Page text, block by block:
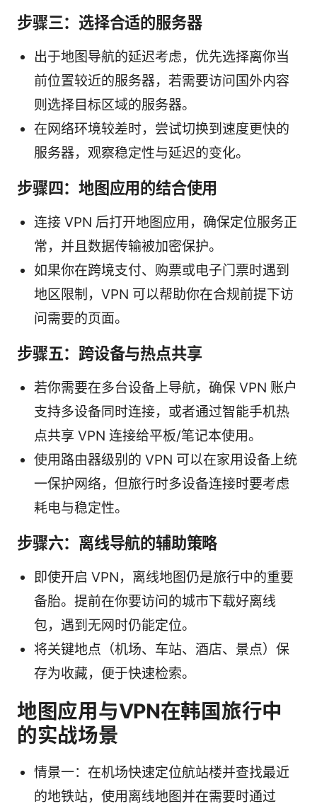
步骤三：选择合适的服务器
出于地图导航的延迟考虑，优先选择离你当
前位置较近的服务器，若需要访问国外内容
则选择目标区域的服务器。
在网络环境较差时，尝试切换到速度更快的
服务器，观察稳定性与延迟的变化。
步骤四：地图应用的结合使用
连接 VPN 后打开地图应用，确保定位服务正
常，并且数据传输被加密保护。
如果你在跨境支付、购票或电子门票时遇到
地区限制，VPN 可以帮助你在合规前提下访
问需要的页面。
步骤五：跨设备与热点共享
若你需要在多台设备上导航，确保 VPN 账户
支持多设备同时连接，或者通过智能手机热
点共享 VPN 连接给平板/笔记本使用。
使用路由器级别的 VPN 可以在家用设备上统
一保护网络，但旅行时多设备连接时要考虑
耗电与稳定性。
步骤六：离线导航的辅助策略
即使开启 VPN，离线地图仍是旅行中的重要
备胎。提前在你要访问的城市下载好离线
包，遇到无网时仍能定位。
将关键地点（机场、车站、酒店、景点）保
存为收藏，便于快速检索。
地图应用与VPN在韩国旅行中
的实战场景
情景一：在机场快速定位航站楼并查找最近
的地铁站，使用离线地图并在需要时通过